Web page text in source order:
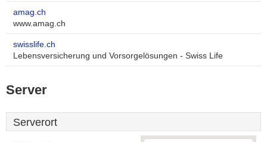
amag.ch
www.amag.ch
swisslife.ch
Lebensversicherung und Vorsorgelösungen - Swiss Life
Server
Serverort